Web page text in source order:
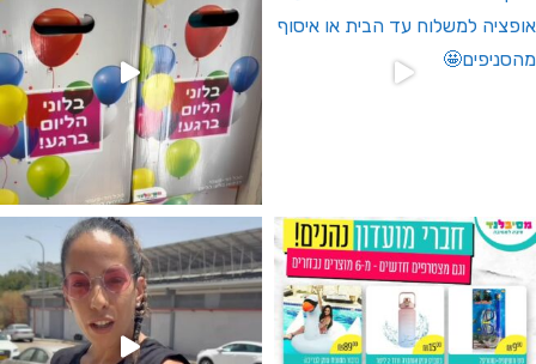
מין העובר רק במסיבלנד !! קיים